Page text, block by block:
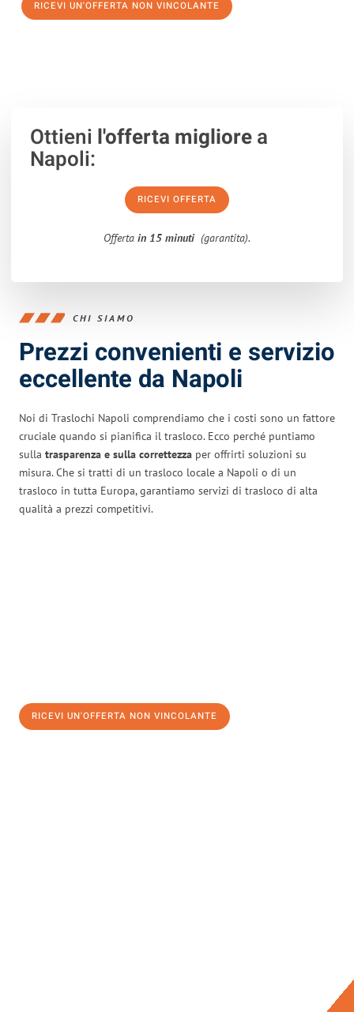
RICEVI UN'OFFERTA NON VINCOLANTE
Ottieni l'offerta migliorea
Napoli:
RICEVI OFFERTA
Offerta in 15 minuti (garantita).
CHI SIAMO
Prezzi convenienti e servizio
eccellente da Napoli
Noi di Traslochi Napoli comprendiamo che i costi sono un fattore
cruciale quando si pianifica il trasloco. Ecco perché puntiamo
sulla trasparenza e sulla correttezza per offrirti soluzioni su
misura. Che si tratti di un trasloco locale a Napoli o di un
trasloco in tutta Europa, garantiamo servizi di trasloco di alta
qualità a prezzi competitivi.
RICEVI UN'OFFERTA NON VINCOLANTE